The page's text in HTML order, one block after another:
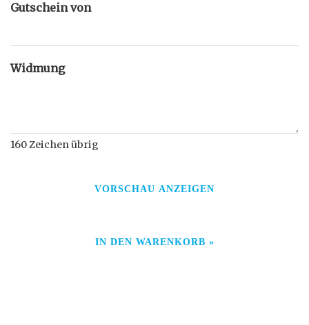
Gutschein von
Widmung
160Zeichen übrig
VORSCHAU ANZEIGEN
IN DEN WARENKORB »